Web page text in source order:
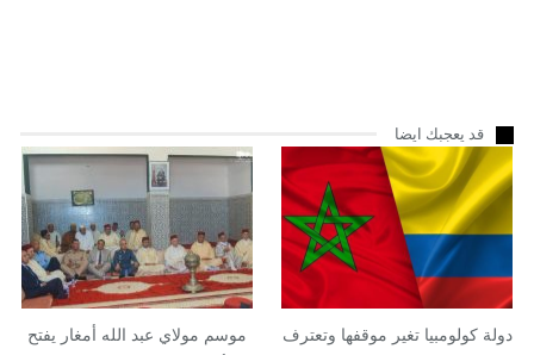
قد يعجبك ايضا
دولة كولومبيا تغير موقفها وتعترف
موسم مولاي عبد الله أمغار يفتح